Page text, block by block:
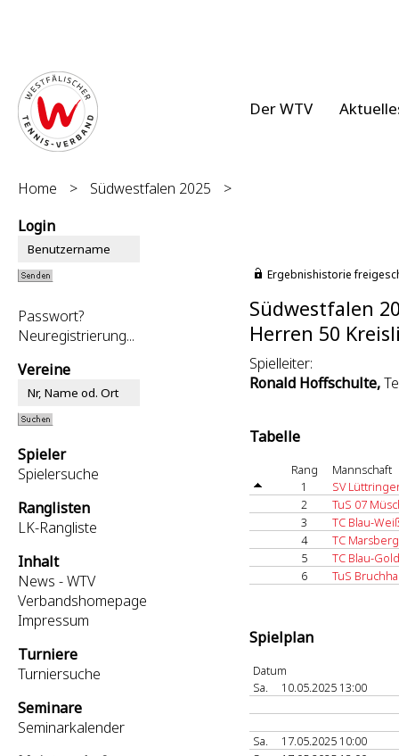
Der WTV
Home > Südwestfalen 2025
>
Login
Passwort?
Neuregistrierung...
Vereine
Spieler
Spielersuche
Ranglisten
LK-Rangliste
Inhalt
News - WTV
Verbandshomepage
Impressum
Turniere
Turniersuche
Seminare
Seminarkalender
Ergebnishistorie
Südwestfalen
Herren 50
Spielleiter:
Ronald Hoffschulte,
Tabelle
Rang
Mannschaft
1
SV
2
TuS 07
3
TC Blau-
4
TC
5
TC Blau-
6
TuS
Spielplan
Datum
Sa.
10.05.2025 13:00
Sa.
17.05.2025 10:00